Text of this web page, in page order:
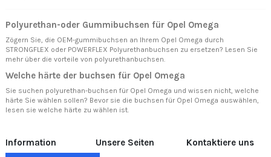
Polyurethan-oder Gummibuchsen für Opel Omega
Zögern Sie, die OEM-gummibuchsen an Ihrem Opel Omega durch
STRONGFLEX oder POWERFLEX Polyurethanbuchsen zu ersetzen? Lesen Sie
mehr über die vorteile von polyurethanbuchsen.
Welche härte der buchsen für Opel Omega
Sie suchen polyurethan-buchsen für Opel Omega und wissen nicht, welche
härte Sie wählen sollen? Bevor sie die buchsen für Opel Omega auswählen,
lesen sie welche härte zu wählen ist.
Information Unsere Seiten Kontaktiere uns